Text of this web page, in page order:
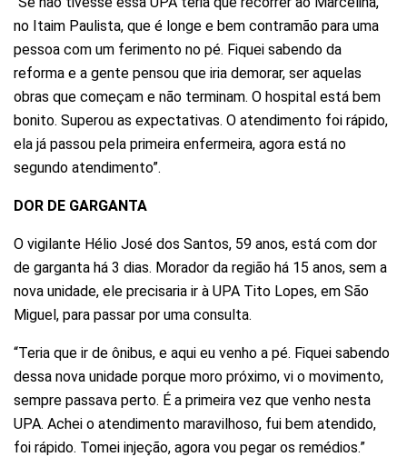
no Itaim Paulista, que é longe e bem contramão para uma
pessoa com um ferimento no pé. Fiquei sabendo da
reforma e a gente pensou que iria demorar, ser aquelas
obras que começam e não terminam. O hospital está bem
bonito. Superou as expectativas. O atendimento foi rápido,
ela já passou pela primeira enfermeira, agora está no
segundo atendimento”.
DOR DE GARGANTA
O vigilante Hélio José dos Santos, 59 anos, está com dor
de garganta há 3 dias. Morador da região há 15 anos, sem a
nova unidade, ele precisaria ir à UPA Tito Lopes, em São
Miguel, para passar por uma consulta.
“Teria que ir de ônibus, e aqui eu venho a pé. Fiquei sabendo
dessa nova unidade porque moro próximo, vi o movimento,
sempre passava perto. É a primeira vez que venho nesta
UPA. Achei o atendimento maravilhoso, fui bem atendido,
foi rápido. Tomei injeção, agora vou pegar os remédios.”